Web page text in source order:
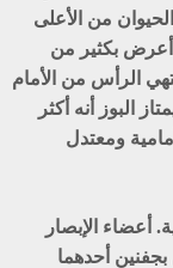
من الأعلى
بكثير من
الرأس من الأمام
البوز أنه أكثر
ومعتدل
أعضاء الإبصار
أحدهما